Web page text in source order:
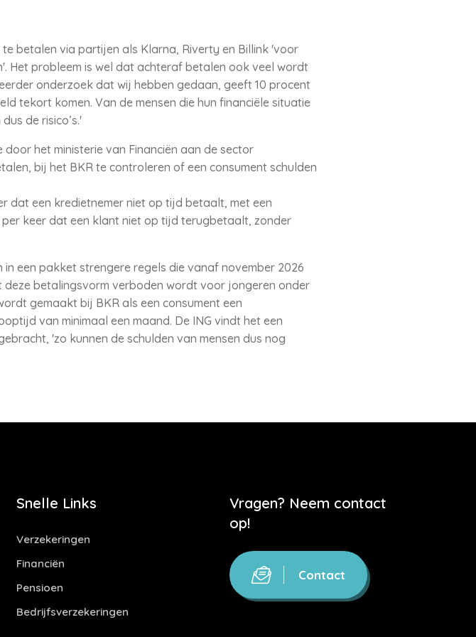
betalen via partijen als Klarna, Riverty en Billink 'voor
Het probleem is wel dat achteraf betalen ook veel wordt
onderzoek dat wij hebben gedaan, geeft 10 procent
tekort komen. Van de mensen die hun financiële situatie
de risico’s.'
het ministerie van Financiën aan de sector
bij het BKR te controleren of een consument schulden
dat een kredietnemer niet op tijd betaalt, met een
keer dat een klant niet op tijd terugbetaalt, zonder
een pakket strengere regels die vanaf november 2026
betalingsvorm verboden wordt voor jongeren onder
gemaakt bij BKR als een consument een
van minimaal een maand. De ING vindt het een
'zo kunnen de schulden van mensen dus nog
Snelle Links
Verzekeringen
Financiën
Pensioen
Bedrijfsverzekeringen
Vragen? Neem contact
op!
Contact